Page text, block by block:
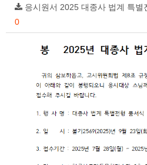
응시원서 2025 대종사 법계 특
0